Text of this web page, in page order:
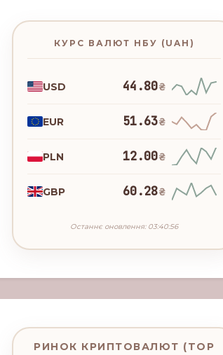
КУРС ВАЛЮТ НБУ (UAH)
USD 44.80₴
EUR 51.63₴
PLN 12.00₴
GBP 60.28₴
Останнє оновлення: 03:40:56
РИНОК КРИПТОВАЛЮТ (TOP